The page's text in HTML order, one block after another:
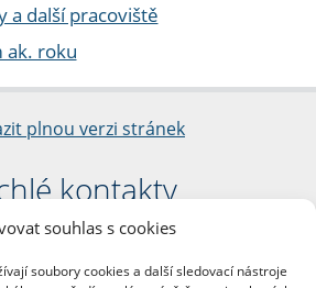
souhlas s cookies
soubory cookies a další sledovací nástroje
a další pracoviště
ak. roku
plnou verzi stránek
kontakty
fakulta
Jana Palacha 1/2